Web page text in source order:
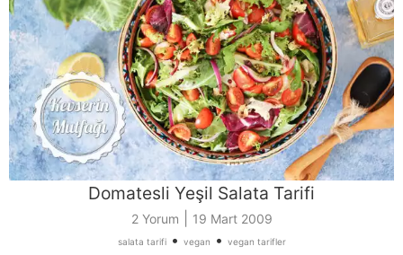
Domatesli Yeşil Salata Tarifi
2 Yorum 19 Mart 2009
salata tarifi• vegan • vegan tarifler